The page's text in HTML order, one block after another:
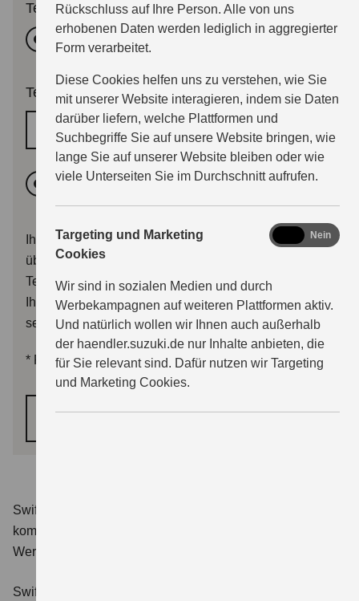
Rückschluss auf Ihre Person. Alle von uns
erhobenen Daten werden lediglich in aggregierter
Form verarbeitet.
Diese Cookies helfen uns zu verstehen, wie Sie
mit unserer Website interagieren, indem sie Daten
darüber liefern, welche Plattformen und
Suchbegriffe Sie auf unsere Website bringen, wie
lange Sie auf unserer Website bleiben oder wie
viele Unterseiten Sie im Durchschnitt aufrufen.
Targeting und Marketing
Cookies
Wir sind in sozialen Medien und durch
Werbekampagnen auf weiteren Plattformen aktiv.
Und natürlich wollen wir Ihnen auch außerhalb
der haendler.suzuki.de nur Inhalte anbieten, die
für Sie relevant sind. Dafür nutzen wir Targeting
und Marketing Cookies.
marketing
Nein
Termingrund
Probefahrttermin
Terminwunsch *
Wunschtermin
Vormittags Nachmittags
Ihr Terminwunsch wird dem Händler mit Ihrer Anfrage
übermittelt. Sie erhalten im Anschluss entweder eine
Terminbestätigung, oder der Händler wird sich mit
Ihnen zwecks Terminalternativen in Verbindung
setzen.
* Pflichtfelder
Swift 1.2 DUALJET HYBRID Club
kombinierter Energieverbrauch 4,4 l/100km; kombinierter
Wert der CO₂-Emission: 98 g/km; CO₂-Klasse: C.
Swift 1.2 DUALJET HYBRID ALLGRIP Club